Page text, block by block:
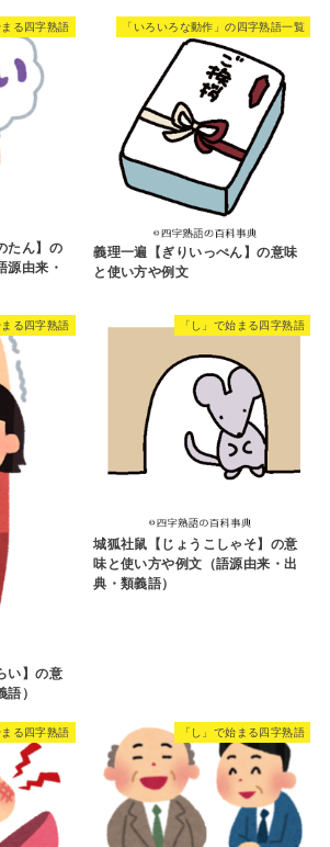
まる四字熟語
たん】の
源由来・
「いろいろな動作」の四字熟語一覧
義理一遍【ぎりいっぺん】の意味
と使い方や例文
まる四字熟語
い】の意
）
「し」で始まる四字熟語
城狐社鼠【じょうこしゃそ】の意
味と使い方や例文（語源由来・出
典・類義語）
まる四字熟語 「し」で始まる四字熟語